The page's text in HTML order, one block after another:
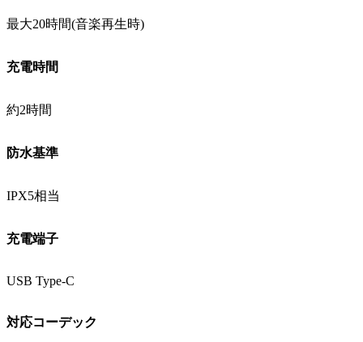
最大20時間(音楽再生時)
充電時間
約2時間
防水基準
IPX5相当
充電端子
USB Type-C
対応コーデック